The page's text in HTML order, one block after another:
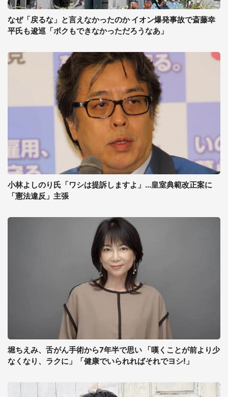
なぜ「戻るな」と言えなかったのか イオン爆発事故で斎藤幸
平氏も逡巡「ボクもできなかっただろうなあ」
小林よしのり氏「ワシは提訴しますよ」...皇室典範改正案に
「憲法違反」主張
堀ちえみ、舌がん手術から7年半で思い 「嘆くことが前より少
なくなり、ラクに」「健康でいられればそれでヨシ!」